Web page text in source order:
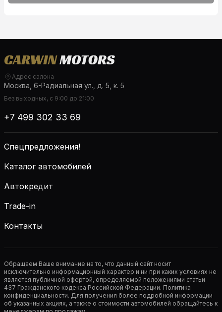
Адрес салона
Москва, 6-Радиальная ул., д. 5, к. 5
Без выходных, с 9:00 до 21:00
+7 499 302 33 69
Спецпредложения!
Каталог автомобилей
Автокредит
Trade-in
Контакты
Обращаем Ваше внимание на то, что данный сайт носит
исключительно информационный характер и ни при каких условиях не
является публичной офертой, определяемой положениями статьи
437 Гражданского кодекса Российской Федерации. Политика
конфиденциальности. Для получения более подробной информации
об указанных акциях, а также о стоимости автомобилей обращайтесь к